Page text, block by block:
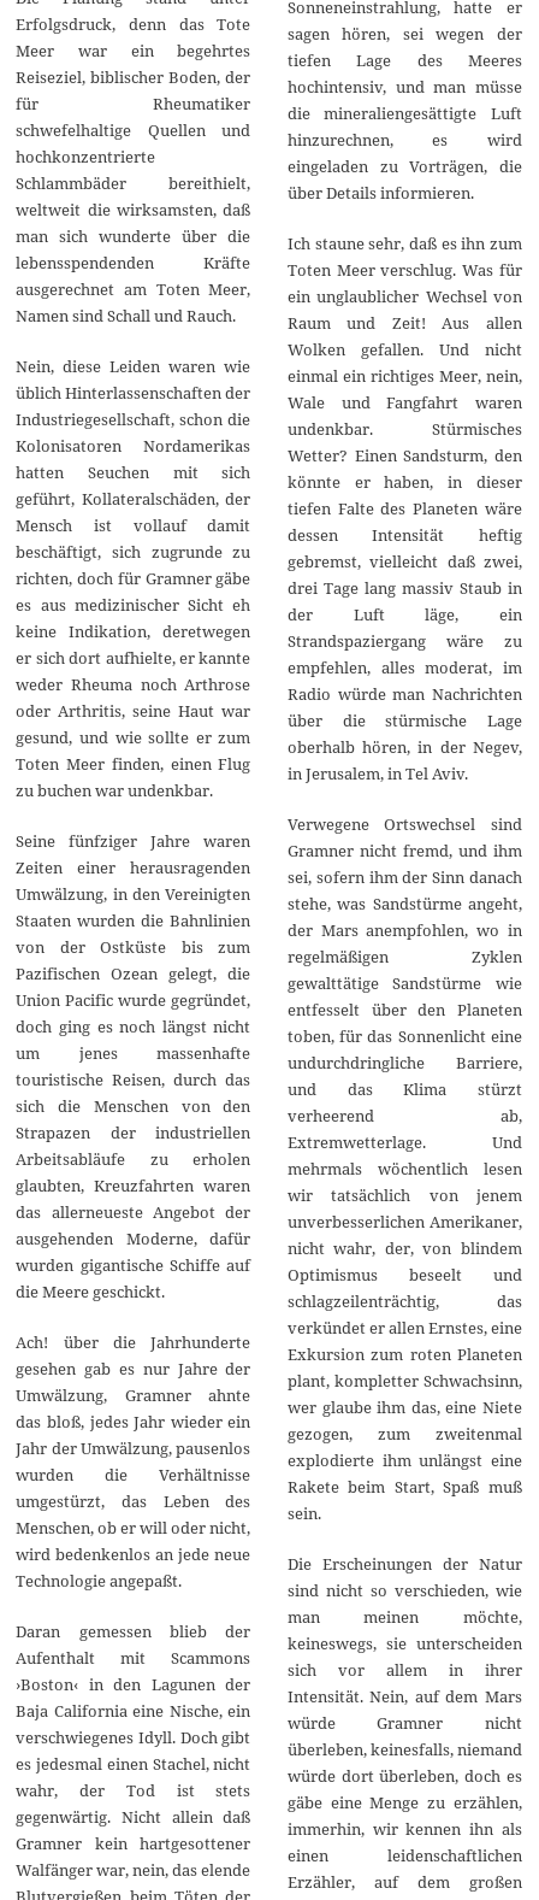
Erfolgsdruck, denn das Tote
Meer war ein begehrtes
Reiseziel, biblischer Boden, der
für Rheumatiker
schwefelhaltige Quellen und
hochkonzentrierte
Schlammbäder bereithielt,
weltweit die wirksamsten, daß
man sich wunderte über die
lebensspendenden Kräfte
ausgerechnet am Toten Meer,
Namen sind Schall und Rauch.
Nein, diese Leiden waren wie
üblich Hinterlassenschaften der
Industriegesellschaft, schon die
Kolonisatoren Nordamerikas
hatten Seuchen mit sich
geführt, Kollateralschäden, der
Mensch ist vollauf damit
beschäftigt, sich zugrunde zu
richten, doch für Gramner gäbe
es aus medizinischer Sicht eh
keine Indikation, deretwegen
er sich dort aufhielte, er kannte
weder Rheuma noch Arthrose
oder Arthritis, seine Haut war
gesund, und wie sollte er zum
Toten Meer finden, einen Flug
zu buchen war undenkbar.
Seine fünfziger Jahre waren
Zeiten einer herausragenden
Umwälzung, in den Vereinigten
Staaten wurden die Bahnlinien
von der Ostküste bis zum
Pazifischen Ozean gelegt, die
Union Pacific wurde gegründet,
doch ging es noch längst nicht
um jenes massenhafte
touristische Reisen, durch das
sich die Menschen von den
Strapazen der industriellen
Arbeitsabläufe zu erholen
glaubten, Kreuzfahrten waren
das allerneueste Angebot der
ausgehenden Moderne, dafür
wurden gigantische Schiffe auf
die Meere geschickt.
Ach! über die Jahrhunderte
gesehen gab es nur Jahre der
Umwälzung, Gramner ahnte
das bloß, jedes Jahr wieder ein
Jahr der Umwälzung, pausenlos
wurden die Verhältnisse
umgestürzt, das Leben des
Menschen, ob er will oder nicht,
wird bedenkenlos an jede neue
Technologie angepaßt.
Daran gemessen blieb der
Aufenthalt mit Scammons
›Boston‹ in den Lagunen der
Baja California eine Nische, ein
verschwiegenes Idyll. Doch gibt
es jedesmal einen Stachel, nicht
wahr, der Tod ist stets
gegenwärtig. Nicht allein daß
Gramner kein hartgesottener
Walfänger war, nein, das elende
Sonneneinstrahlung, hatte er
sagen hören, sei wegen der
tiefen Lage des Meeres
hochintensiv, und man müsse
die mineraliengesättigte Luft
hinzurechnen, es wird
eingeladen zu Vorträgen, die
über Details informieren.
Ich staune sehr, daß es ihn zum
Toten Meer verschlug. Was für
ein unglaublicher Wechsel von
Raum und Zeit! Aus allen
Wolken gefallen. Und nicht
einmal ein richtiges Meer, nein,
Wale und Fangfahrt waren
undenkbar. Stürmisches
Wetter? Einen Sandsturm, den
könnte er haben, in dieser
tiefen Falte des Planeten wäre
dessen Intensität heftig
gebremst, vielleicht daß zwei,
drei Tage lang massiv Staub in
der Luft läge, ein
Strandspaziergang wäre zu
empfehlen, alles moderat, im
Radio würde man Nachrichten
über die stürmische Lage
oberhalb hören, in der Negev,
in Jerusalem, in Tel Aviv.
Verwegene Ortswechsel sind
Gramner nicht fremd, und ihm
sei, sofern ihm der Sinn danach
stehe, was Sandstürme angeht,
der Mars anempfohlen, wo in
regelmäßigen Zyklen
gewalttätige Sandstürme wie
entfesselt über den Planeten
toben, für das Sonnenlicht eine
undurchdringliche Barriere,
und das Klima stürzt
verheerend ab,
Extremwetterlage. Und
mehrmals wöchentlich lesen
wir tatsächlich von jenem
unverbesserlichen Amerikaner,
nicht wahr, der, von blindem
Optimismus beseelt und
schlagzeilenträchtig, das
verkündet er allen Ernstes, eine
Exkursion zum roten Planeten
plant, kompletter Schwachsinn,
wer glaube ihm das, eine Niete
gezogen, zum zweitenmal
explodierte ihm unlängst eine
Rakete beim Start, Spaß muß
sein.
Die Erscheinungen der Natur
sind nicht so verschieden, wie
man meinen möchte,
keineswegs, sie unterscheiden
sich vor allem in ihrer
Intensität. Nein, auf dem Mars
würde Gramner nicht
überleben, keinesfalls, niemand
würde dort überleben, doch es
gäbe eine Menge zu erzählen,
immerhin, wir kennen ihn als
einen leidenschaftlichen
Erzähler, auf dem großen